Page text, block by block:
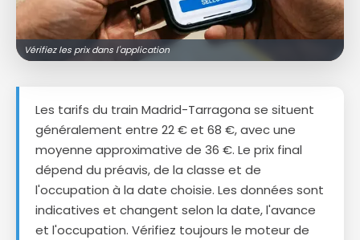
Vérifiez les prix dans l'application
Les tarifs du train Madrid-Tarragona se situent
généralement entre 22 € et 68 €, avec une
moyenne approximative de 36 €. Le prix final
dépend du préavis, de la classe et de
l'occupation à la date choisie. Les données sont
indicatives et changent selon la date, l'avance
et l'occupation. Vérifiez toujours le moteur de